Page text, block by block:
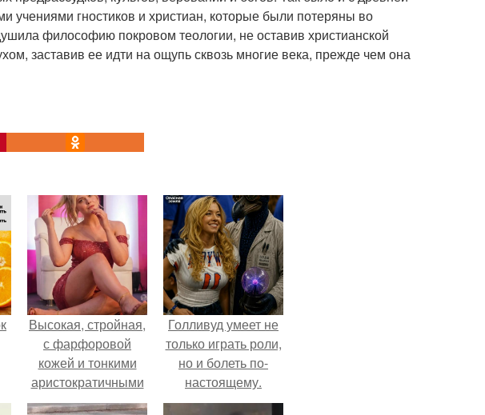
учениями гностиков и христиан, которые были потеряны во
философию покровом теологии, не оставив христианской
заставив ее идти на ощупь сквозь многие века, прежде чем она
Высокая, стройная,
с фарфоровой
кожей и тонкими
аристократичными
чертами, эль
Голливуд умеет не
только играть роли,
но и болеть по-
настоящему.